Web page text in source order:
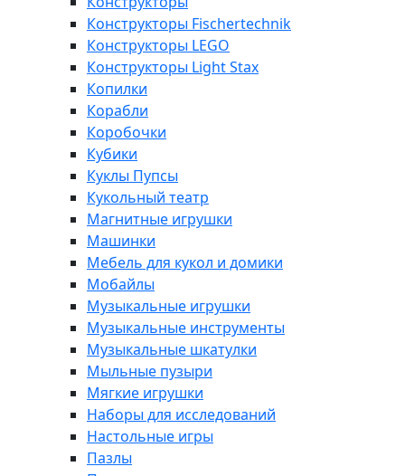
Конструкторы Fisсhertechnik
Конструкторы LEGO
Конструкторы Light Stax
Копилки
Корабли
Коробочки
Кубики
Куклы Пупсы
Кукольный театр
Магнитные игрушки
Машинки
Мебель для кукол и домики
Мобайлы
Музыкальные игрушки
Музыкальные инструменты
Музыкальные шкатулки
Мыльные пузыри
Мягкие игрушки
Наборы для исследований
Настольные игры
Пазлы